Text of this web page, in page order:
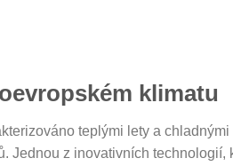
klimatu
teplými lety a
Jednou z inovativních technologií,